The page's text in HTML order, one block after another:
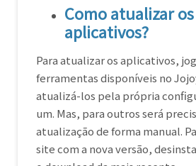
Como atualizar os
aplicativos?
Para atualizar os aplicativos,
ferramentas disponíveis no
atualizá-los pela própria
um. Mas, para outros será
atualização de forma manual.
site com a nova versão,